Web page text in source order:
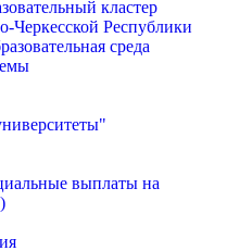
кластер
Черкесской Республики
среда
выплаты на